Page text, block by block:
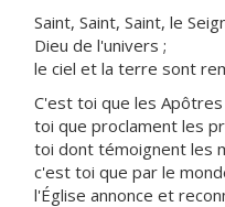
Saint, Saint, Saint, le
Dieu de l'univers ;
le ciel et la terre sont
C'est toi que les
toi que proclament les
toi dont témoignent les
c'est toi que par le
l'Église annonce et